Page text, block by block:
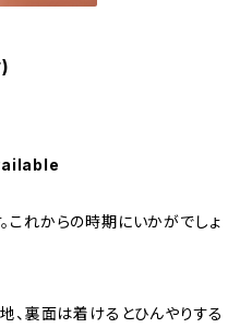
これからの時期にいかがでしょ
、裏面は着けるとひんやりする